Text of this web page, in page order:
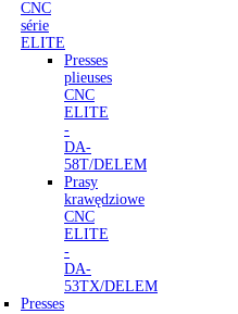
CNC
série
ELITE
Presses
plieuses
CNC
ELITE
-
DA-
58T/DELEM
Prasy
krawędziowe
CNC
ELITE
-
DA-
53TX/DELEM
Presses